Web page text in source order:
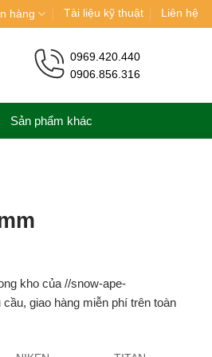
hàng Tài liệu kỹ thuật Liên hệ
0969.420.440
0906.856.316
Sản phẩm khác
kho của //snow-ape-
giao hàng miễn phí trên toàn